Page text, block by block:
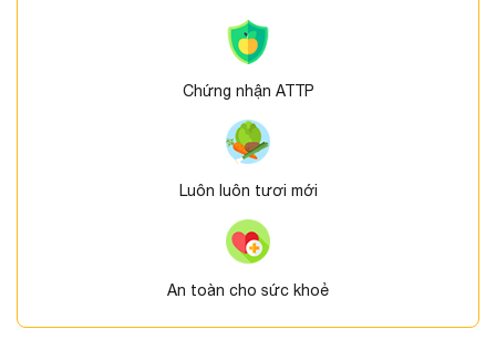
Chứng nhận ATTP
Luôn luôn tươi mới
An toàn cho sức khoẻ